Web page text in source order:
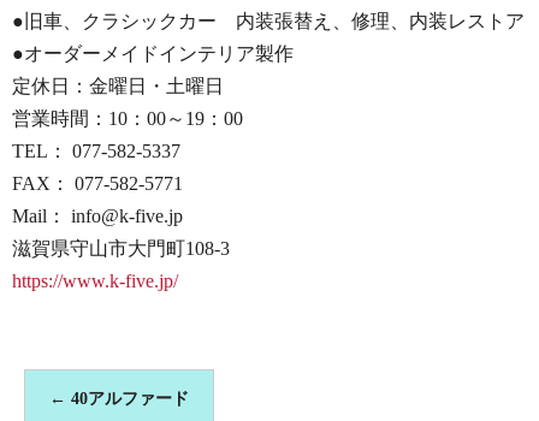
●旧車、クラシックカー 内装張替え、修理、内装レストア
●オーダーメイドインテリア製作
定休日：金曜日・土曜日
営業時間：10：00～19：00
TEL： 077-582-5337
FAX： 077-582-5771
Mail： info@k-five.jp
滋賀県守山市大門町108-3
https://www.k-five.jp/
← 40アルファード